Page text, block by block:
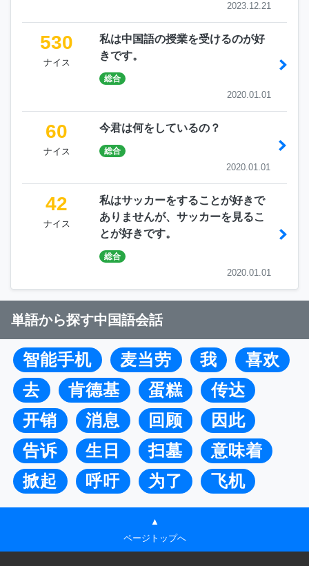
2023.12.21
530
ナイス
私は中国語の授業を受けるのが好
きです。
総合
2020.01.01
60
ナイス
今君は何をしているの？
総合
2020.01.01
42
ナイス
私はサッカーをすることが好きで
ありませんが、サッカーを見るこ
とが好きです。
総合
2020.01.01
単語から探す中国語会話
智能手机 麦当劳 我
喜欢
去
肯德基 蛋糕
传达
开销
消息 回顾
因此
告诉
生日 扫墓
意味着
掀起
呼吁 为了 飞机
▲
ページトップへ